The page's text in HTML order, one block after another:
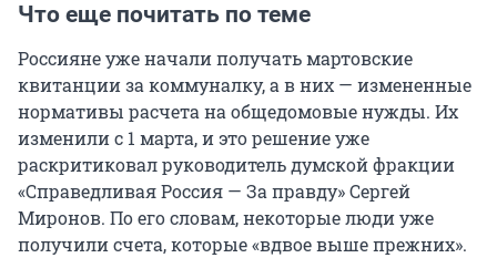
Что еще почитать по теме
Россияне уже начали получать мартовские
квитанции за коммуналку, а в них — измененные
нормативы расчета на общедомовые нужды. Их
изменили с 1 марта, и это решение уже
раскритиковал руководитель думской фракции
«Справедливая Россия — За правду» Сергей
Миронов. По его словам, некоторые люди уже
получили счета, которые «вдвое выше прежних».